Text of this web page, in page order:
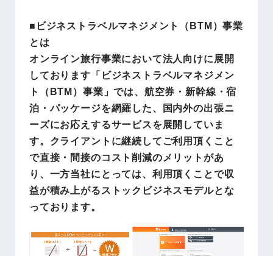
■ビジネストラベルマネジメント（BTM）事業
とは
オンライン旅行事業において法人向けに展開
しております「ビジネストラベルマネジメン
ト（BTM）事業」では、航空券・新幹線・宿
泊・パッケージを網羅した、国内外の出張ニ
ーズにお応えするサービスを展開していま
す。クライアントに継続してご利用頂くこと
で直接・間接のコスト削減のメリットがあ
り、一方当社にとっては、利用頂くことで収
益が積み上がるストックビジネスモデルとな
っております。